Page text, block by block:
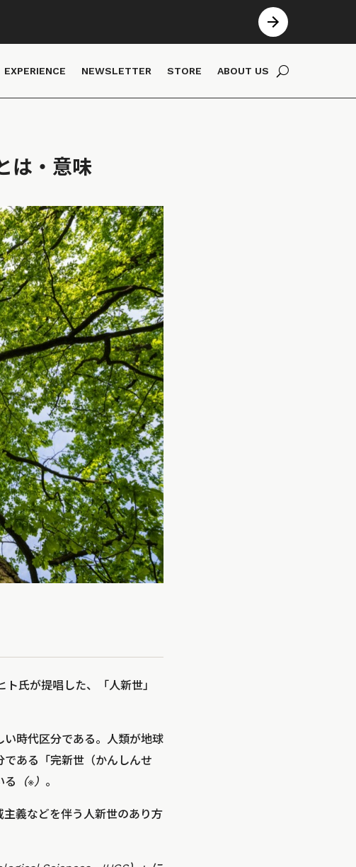
EXPERIENCE NEWSLETTER STORE ABOUT US
は・意味
氏が提唱した、「人新世」
い時代区分である。人類が地球
ある「完新世（かんしんせ
る
（※） 。
義などを伴う人新世のあり方